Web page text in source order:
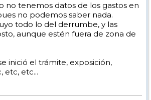
no tenemos datos de los gastos en
no podemos saber nada.
todo lo del derrumbe, y las
aunque estén fuera de zona de
inició el trámite, exposición,
etc, etc...